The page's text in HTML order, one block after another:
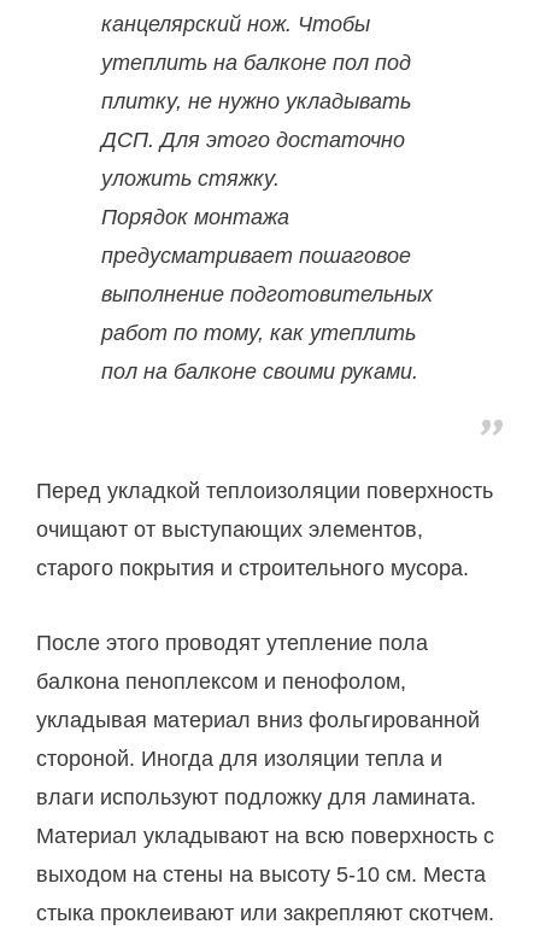
канцелярский нож. Чтобы
утеплить на балконе пол под
плитку, не нужно укладывать
ДСП. Для этого достаточно
уложить стяжку.
Порядок монтажа
предусматривает пошаговое
выполнение подготовительных
работ по тому, как утеплить
пол на балконе своими руками.
Перед укладкой теплоизоляции поверхность
очищают от выступающих элементов,
старого покрытия и строительного мусора.
После этого проводят утепление пола
балкона пеноплексом и пенофолом,
укладывая материал вниз фольгированной
стороной. Иногда для изоляции тепла и
влаги используют подложку для ламината.
Материал укладывают на всю поверхность с
выходом на стены на высоту 5-10 см. Места
стыка проклеивают или закрепляют скотчем.